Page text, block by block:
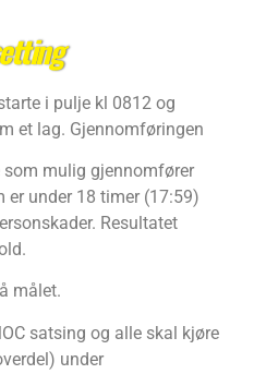
i pulje kl 0812 og
et lag. Gjennomføringen
som mulig gjennomfører
under 18 timer (17:59)
Resultatet
målet.
satsing og alle skal kjøre
under